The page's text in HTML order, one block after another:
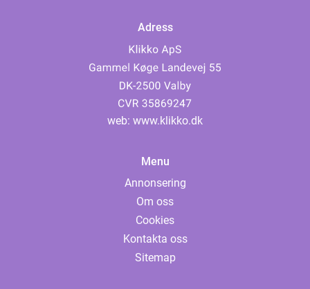
Adress
web: www.klikko.dk
Menu
Annonsering
Om oss
Cookies
Kontakta oss
Sitemap